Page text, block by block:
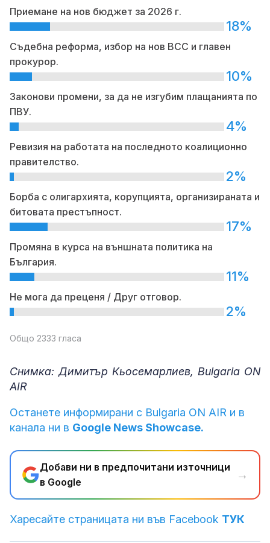
Приемане на нов бюджет за 2026 г.
18%
Съдебна реформа, избор на нов ВСС и главен
прокурор.
10%
Законови промени, за да не изгубим плащанията по
ПВУ.
4%
Ревизия на работата на последното коалиционно
правителство.
2%
Борба с олигархията, корупцията, организираната и
битовата престъпност.
17%
Промяна в курса на външната политика на
България.
11%
Не мога да преценя / Друг отговор.
2%
Общо 2333 гласа
Снимка: Димитър Кьосемарлиев, Bulgaria ON
AIR
Останете информирани с Bulgaria ON AIR и в
канала ни в Google News Showcase.
Добави ни в предпочитани източници
в Google
→
Харесайте страницата ни във Facebook ТУК